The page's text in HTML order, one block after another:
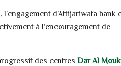
d’Attijariwafa bank
à l’encouragement de
des centresDar Al